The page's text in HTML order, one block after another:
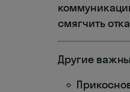
смягчить
Другие